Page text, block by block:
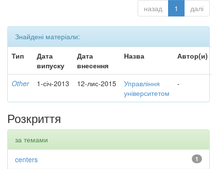
назад 1 далі
Знайдені матеріали:
Тип
Дата
випуску
Дата
внесення
Назва Автор(и)
Other 1-січ-2013 12-лис-2015
Управління
університетом
-
Розкриття
за темами
1
centers